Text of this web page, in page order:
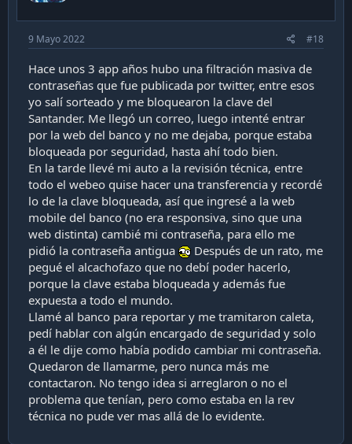
9 Mayo 2022 #18
Hace unos 3 app años hubo una filtración masiva de
contraseñas que fue publicada por twitter, entre esos
yo salí sorteado y me bloquearon la clave del
Santander. Me llegó un correo, luego intenté entrar
por la web del banco y no me dejaba, porque estaba
bloqueada por seguridad, hasta ahí todo bien.
En la tarde llevé mi auto a la revisión técnica, entre
todo el webeo quise hacer una transferencia y recordé
lo de la clave bloqueada, así que ingresé a la web
mobile del banco (no era responsiva, sino que una
web distinta) cambié mi contraseña, para ello me
pidió la contraseña antigua
Después de un rato, me
pegué el alcachofazo que no debí poder hacerlo,
porque la clave estaba bloqueada y además fue
expuesta a todo el mundo.
Llamé al banco para reportar y me tramitaron caleta,
pedí hablar con algún encargado de seguridad y solo
a él le dije como había podido cambiar mi contraseña.
Quedaron de llamarme, pero nunca más me
contactaron. No tengo idea si arreglaron o no el
problema que tenían, pero como estaba en la rev
técnica no pude ver mas allá de lo evidente.